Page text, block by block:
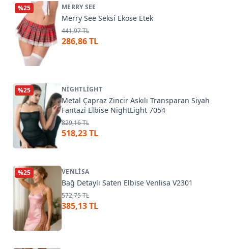
%25 MERRY SEE
Merry See Seksi Ekose Etek
441,97 TL
286,86 TL
%25 NIGHTLIGHT
Metal Çapraz Zincir Askılı Transparan Siyah
Fantazi Elbise NightLight 7054
829,16 TL
518,23 TL
%25 VENLISA
Bağ Detaylı Saten Elbise Venlisa V2301
572,75 TL
385,13 TL